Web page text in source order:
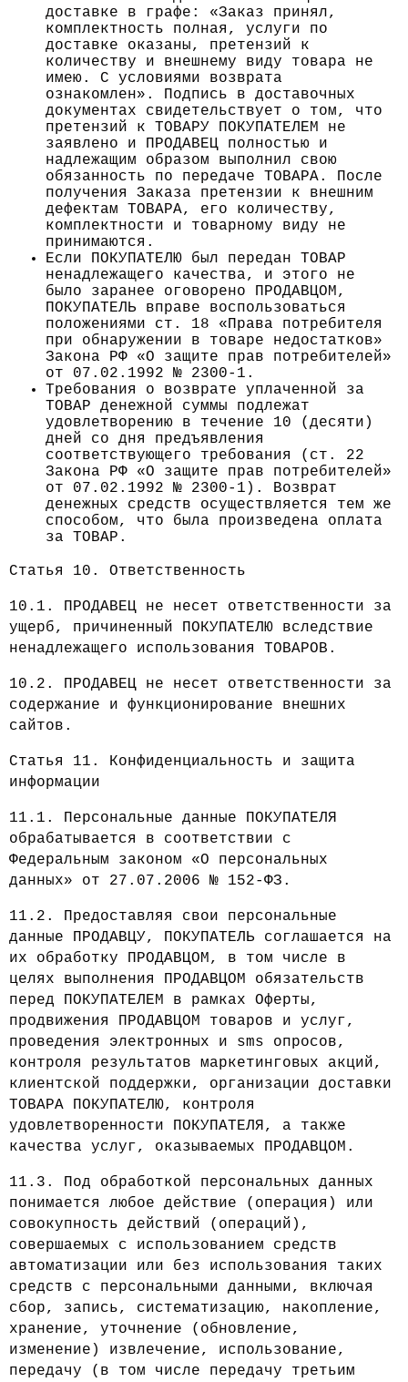
доставке в графе: «Заказ принял,
комплектность полная, услуги по
доставке оказаны, претензий к
количеству и внешнему виду товара не
имею. С условиями возврата
ознакомлен». Подпись в доставочных
документах свидетельствует о том, что
претензий к ТОВАРУ ПОКУПАТЕЛЕМ не
заявлено и ПРОДАВЕЦ полностью и
надлежащим образом выполнил свою
обязанность по передаче ТОВАРА. После
получения Заказа претензии к внешним
дефектам ТОВАРА, его количеству,
комплектности и товарному виду не
принимаются.
Если ПОКУПАТЕЛЮ был передан ТОВАР
ненадлежащего качества, и этого не
было заранее оговорено ПРОДАВЦОМ,
ПОКУПАТЕЛЬ вправе воспользоваться
положениями ст. 18 «Права потребителя
при обнаружении в товаре недостатков»
Закона РФ «О защите прав потребителей»
от 07.02.1992 № 2300-1.
Требования о возврате уплаченной за
ТОВАР денежной суммы подлежат
удовлетворению в течение 10 (десяти)
дней со дня предъявления
соответствующего требования (ст. 22
Закона РФ «О защите прав потребителей»
от 07.02.1992 № 2300-1). Возврат
денежных средств осуществляется тем же
способом, что была произведена оплата
за ТОВАР.
Статья 10. Ответственность
10.1. ПРОДАВЕЦ не несет ответственности за
ущерб, причиненный ПОКУПАТЕЛЮ вследствие
ненадлежащего использования ТОВАРОВ.
10.2. ПРОДАВЕЦ не несет ответственности за
содержание и функционирование внешних
сайтов.
Статья 11. Конфиденциальность и защита
информации
11.1. Персональные данные ПОКУПАТЕЛЯ
обрабатывается в соответствии с
Федеральным законом «О персональных
данных» от 27.07.2006 № 152-ФЗ.
11.2. Предоставляя свои персональные
данные ПРОДАВЦУ, ПОКУПАТЕЛЬ соглашается на
их обработку ПРОДАВЦОМ, в том числе в
целях выполнения ПРОДАВЦОМ обязательств
перед ПОКУПАТЕЛЕМ в рамках Оферты,
продвижения ПРОДАВЦОМ товаров и услуг,
проведения электронных и sms опросов,
контроля результатов маркетинговых акций,
клиентской поддержки, организации доставки
ТОВАРА ПОКУПАТЕЛЮ, контроля
удовлетворенности ПОКУПАТЕЛЯ, а также
качества услуг, оказываемых ПРОДАВЦОМ.
11.3. Под обработкой персональных данных
понимается любое действие (операция) или
совокупность действий (операций),
совершаемых с использованием средств
автоматизации или без использования таких
средств с персональными данными, включая
сбор, запись, систематизацию, накопление,
хранение, уточнение (обновление,
изменение) извлечение, использование,
передачу (в том числе передачу третьим